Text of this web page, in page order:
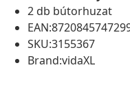
2 db bútorhuzat
SKU:3155367
Brand:vidaXL